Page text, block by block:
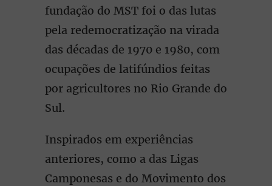
fundação do MST foi o das lutas
pela redemocratização na virada
das décadas de 1970 e 1980, com
ocupações de latifúndios feitas
por agricultores no Rio Grande do
Sul.
Inspirados em experiências
anteriores, como a das Ligas
Camponesas e do Movimento dos